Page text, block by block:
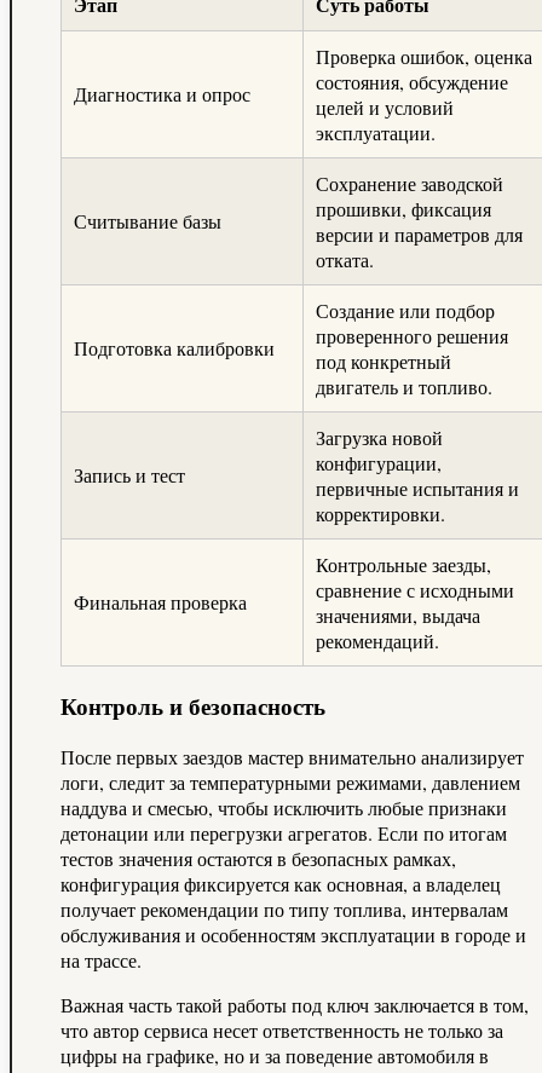
Диагностика и опрос
Проверка ошибок, оценка
состояния, обсуждение
целей и условий
эксплуатации.
Считывание базы
Сохранение заводской
прошивки, фиксация
версии и параметров для
отката.
Подготовка калибровки
Создание или подбор
проверенного решения
под конкретный
двигатель и топливо.
Запись и тест
Загрузка новой
конфигурации,
первичные испытания и
корректировки.
Финальная проверка
Контрольные заезды,
сравнение с исходными
значениями, выдача
рекомендаций.
Контроль и безопасность
После первых заездов мастер внимательно анализирует
логи, следит за температурными режимами, давлением
наддува и смесью, чтобы исключить любые признаки
детонации или перегрузки агрегатов. Если по итогам
тестов значения остаются в безопасных рамках,
конфигурация фиксируется как основная, а владелец
получает рекомендации по типу топлива, интервалам
обслуживания и особенностям эксплуатации в городе и
на трассе.
Важная часть такой работы под ключ заключается в том,
что автор сервиса несет ответственность не только за
цифры на графике, но и за поведение автомобиля в